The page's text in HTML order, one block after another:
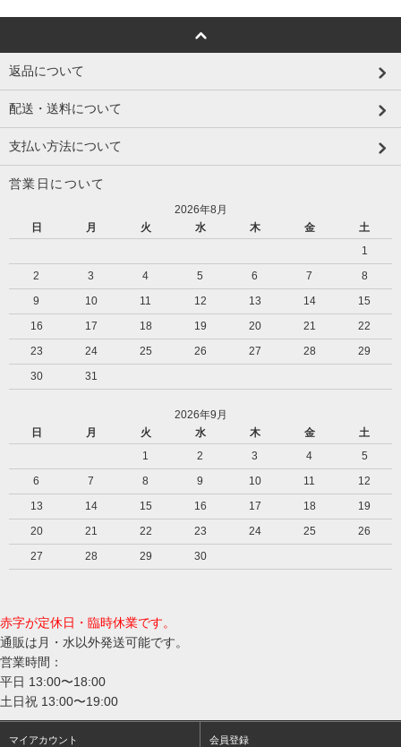
返品について
配送・送料について
支払い方法について
営業日について
2026年8月
日
月 火 水 木 金
土
1
2
3 4 5 6 7
8
9
10 11 12 13 14
15
16
17 18 19 20 21
22
23
24 25 26 27 28
29
30
31
2026年9月
日
月 火 水 木 金
土
1
2 3 4
5
6
7 8 9 10 11
12
13
14 15 16 17 18
19
20
21 22 23 24 25
26
27
28 29 30
赤字が定休日・臨時休業です。
通販は月・水以外発送可能です。
営業時間：
平日 13:00〜18:00
土日祝 13:00〜19:00
マイアカウント 会員登録